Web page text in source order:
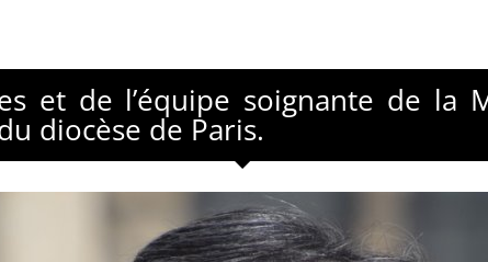
et de l’équipe soignante de la
diocèse de Paris.